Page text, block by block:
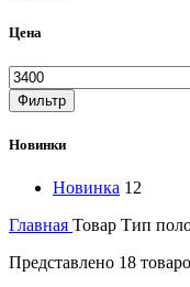
Цена
Минимальная
цена
Фильтр
Новинки
Новинка 12
Главная Товар Тип
Представлено 18